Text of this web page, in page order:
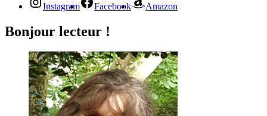
Instagram Facebook Amazon
Bonjour lecteur !